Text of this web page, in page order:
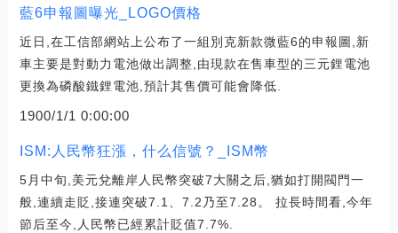
藍6申報圖曝光_LOGO價格
近日,在工信部網站上公布了一組別克新款微藍6的申報圖,新
車主要是對動力電池做出調整,由現款在售車型的三元鋰電池
更換為磷酸鐵鋰電池,預計其售價可能會降低.
1900/1/1 0:00:00
ISM:人民幣狂漲，什么信號？_ISM幣
5月中旬,美元兌離岸人民幣突破7大關之后,猶如打開閥門一
般,連續走貶,接連突破7.1、7.2乃至7.28。 拉長時間看,今年
節后至今,人民幣已經累計貶值7.7%.